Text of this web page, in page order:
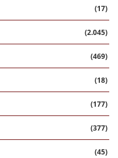
(17)
(2.045)
(469)
(18)
(177)
(377)
(45)